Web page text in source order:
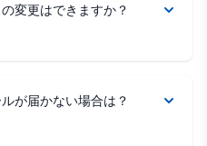
変更はできますか？
が届かない場合は？